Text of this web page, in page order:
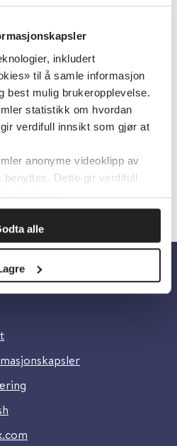
inkludert
til å samle informasjon
best mulig brukeropplevelse.
statistikk om hvordan
verdifull innsikt som gjør at
anonyme videoklipp av
Dette gir verdifull
oss.
alle
fra brøyting